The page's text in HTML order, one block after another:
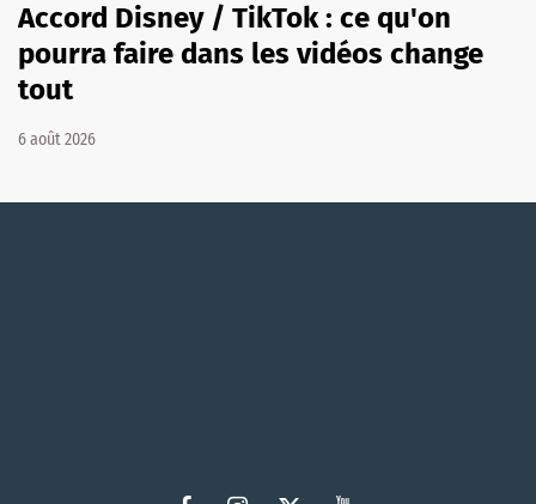
Accord Disney / TikTok : ce qu'on
pourra faire dans les vidéos change
tout
6 août 2026